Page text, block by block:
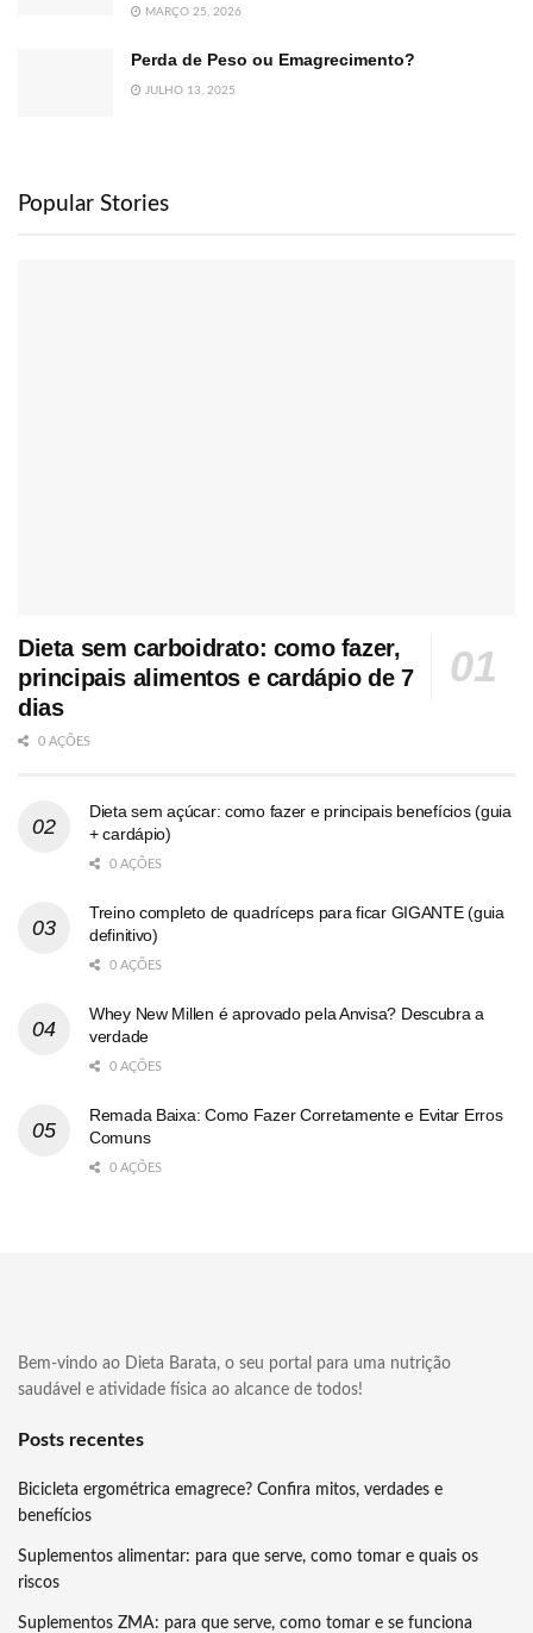
MARÇO 25, 2026
Perda de Peso ou Emagrecimento?
JULHO 13, 2025
Popular Stories
Dieta sem carboidrato: como fazer,
principais alimentos e cardápio de 7
dias
0 AÇÕES
Dieta sem açúcar: como fazer e principais benefícios (guia
+ cardápio)
0 AÇÕES
Treino completo de quadríceps para ficar GIGANTE (guia
definitivo)
0 AÇÕES
Whey New Millen é aprovado pela Anvisa? Descubra a
verdade
0 AÇÕES
Remada Baixa: Como Fazer Corretamente e Evitar Erros
Comuns
0 AÇÕES
Bem-vindo ao Dieta Barata, o seu portal para uma nutrição
saudável e atividade física ao alcance de todos!
Posts recentes
Bicicleta ergométrica emagrece? Confira mitos, verdades e
benefícios
Suplementos alimentar: para que serve, como tomar e quais os
riscos
Suplementos ZMA: para que serve, como tomar e se funciona